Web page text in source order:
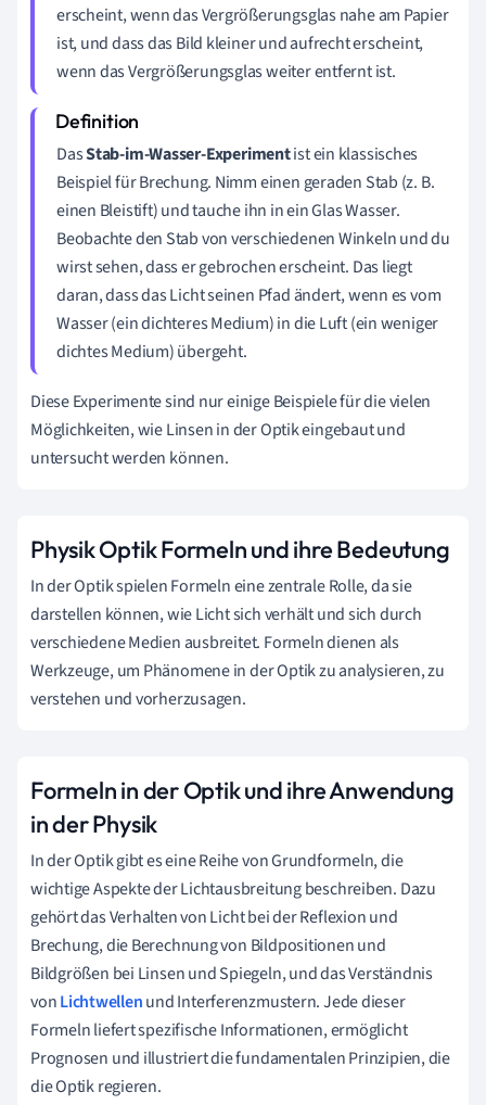
erscheint, wenn das Vergrößerungsglas nahe am Papier
ist, und dass das Bild kleiner und aufrecht erscheint,
wenn das Vergrößerungsglas weiter entfernt ist.
DasStab-im-Wasser-Experimentist ein klassisches
Beispiel für Brechung. Nimm einen geraden Stab (z. B.
einen Bleistift) und tauche ihn in ein Glas Wasser.
Beobachte den Stab von verschiedenen Winkeln und du
wirst sehen, dass er gebrochen erscheint. Das liegt
daran, dass das Licht seinen Pfad ändert, wenn es vom
Wasser (ein dichteres Medium) in die Luft (ein weniger
dichtes Medium) übergeht.
Diese Experimente sind nur einige Beispiele für die vielen
Möglichkeiten, wie Linsen in der Optik eingebaut und
untersucht werden können.
Physik Optik Formeln und ihre Bedeutung
In der Optik spielen Formeln eine zentrale Rolle, da sie
darstellen können, wie Licht sich verhält und sich durch
verschiedene Medien ausbreitet. Formeln dienen als
Werkzeuge, um Phänomene in der Optik zu analysieren, zu
verstehen und vorherzusagen.
Formeln in der Optik und ihre Anwendung
in der Physik
In der Optik gibt es eine Reihe von Grundformeln, die
wichtige Aspekte der Lichtausbreitung beschreiben. Dazu
gehört das Verhalten von Licht bei der Reflexion und
Brechung, die Berechnung von Bildpositionen und
Bildgrößen bei Linsen und Spiegeln, und das Verständnis
vonLichtwellenund Interferenzmustern. Jede dieser
Formeln liefert spezifische Informationen, ermöglicht
Prognosen und illustriert die fundamentalen Prinzipien, die
die Optik regieren.